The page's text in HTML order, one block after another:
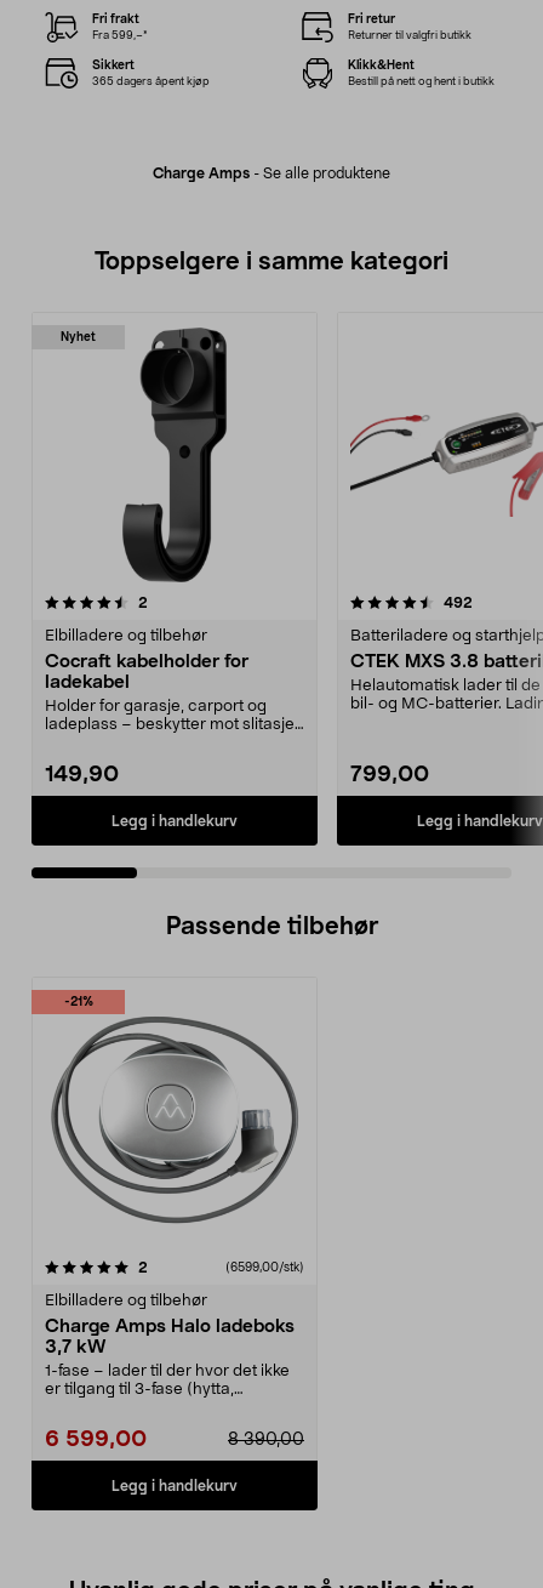
Charge Amps - Se alle produktene
Fri frakt
Fra 599,–*
Fri retur
Returner til valgfri butikk
Sikkert
365 dagers åpent kjøp
Klikk&Hent
Bestill på nett og hent i butikk
Toppselgere i samme kategori
Nyhet
2
Elbilladere og tilbehør
Cocraft kabelholder for
ladekabel
Holder for garasje, carport og
ladeplass – beskytter mot slitasje
149,90
Legg i handlekurv
4.5 av 5 stjerner 492
Batteriladere og
CTEK MXS 3.8
Helautomatisk lader til
bil- og MC-batterier.
799,00
Legg i handlekurv
5.0 av 5 stjerner
Passende tilbehør
-21%
2 anmeldelser(6599,00/stk)
Elbilladere og tilbehør
Charge Amps Halo ladeboks
3,7 kW
1-fase – lader til der hvor det ikke
er tilgang til 3-fase (hytta,
8 390,00
6 599,00
Legg i handlekurv